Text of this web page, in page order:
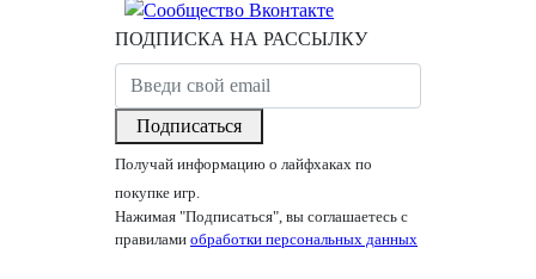
ПОДПИСКА НА РАССЫЛКУ
Подписаться
Получай информацию о лайфхаках по
покупке игр.
Нажимая "Подписаться", вы соглашаетесь с
правилами обработки персональных данных